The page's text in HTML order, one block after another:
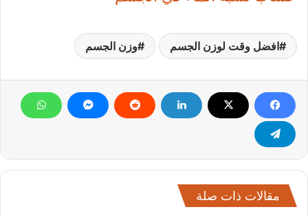
افضل وقت لوزن الجسم وزن الجسم
مقالات ذات صلة